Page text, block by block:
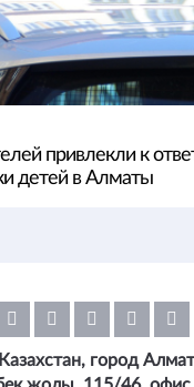
привлекли к
детей в Алматы
город